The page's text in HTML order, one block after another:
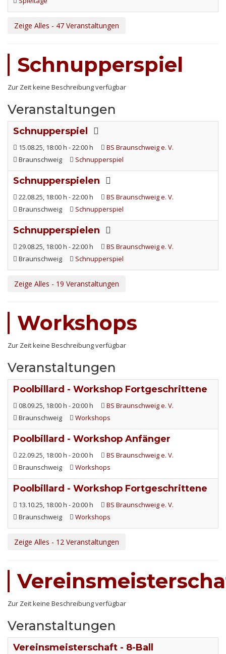
Zeige Alles - 47 Veranstaltungen
Schnupperspiel
Zur Zeit keine Beschreibung verfügbar
Veranstaltungen
Schnupperspiel
15.08.25, 18:00 h -22:00 h
BS Braunschweig e. V.
Braunschweig
Schnupperspiel
Schnupperspielen
22.08.25, 18:00 h -22:00 h
BS Braunschweig e. V.
Braunschweig
Schnupperspiel
Schnupperspielen
29.08.25, 18:00 h -22:00 h
BS Braunschweig e. V.
Braunschweig
Schnupperspiel
Zeige Alles - 19 Veranstaltungen
Workshops
Zur Zeit keine Beschreibung verfügbar
Veranstaltungen
Poolbillard - Workshop Fortgeschrittene
08.09.25, 18:00 h -20:00 h
BS Braunschweig e. V.
Braunschweig
Workshops
Poolbillard - Workshop Anfänger
22.09.25, 18:00 h -20:00 h
BS Braunschweig e. V.
Braunschweig
Workshops
Poolbillard - Workshop Fortgeschrittene
13.10.25, 18:00 h -20:00 h
BS Braunschweig e. V.
Braunschweig
Workshops
Zeige Alles - 12 Veranstaltungen
Zur Zeit keine Beschreibung verfügbar
Veranstaltungen
Vereinsmeisterschaft - 8-Ball